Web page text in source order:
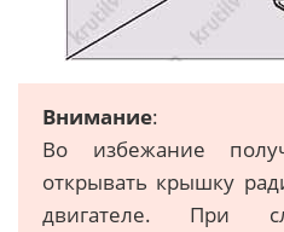
Внимание:
Во избежание
открывать крышку
двигателе. При